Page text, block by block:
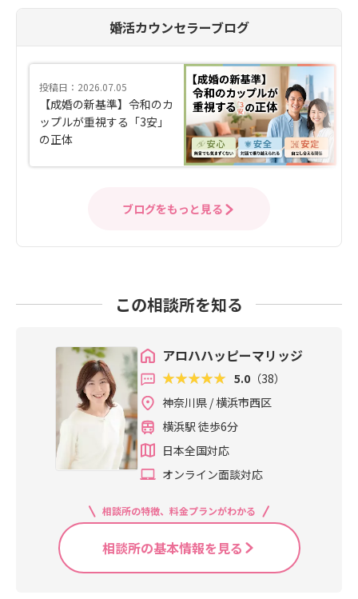
婚活カウンセラーブログ
投稿日：2026.07.05
【成婚の新基準】令和のカ
ップルが重視する「3安」
の正体
ブログをもっと見る
この相談所を知る
アロハハッピーマリッジ
5.0 （38）
神奈川県 / 横浜市西区
横浜駅 徒歩6分
日本全国対応
オンライン面談対応
相談所の特徴、料金プランがわかる
相談所の基本情報を見る